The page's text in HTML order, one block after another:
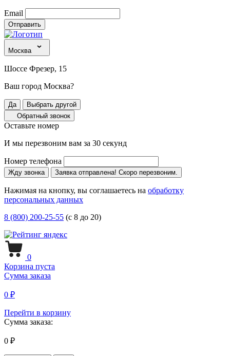
Email
Отправить
Москва
Шоссе Фрезер, 15
Ваш город Москва?
Да
Выбрать другой
Обратный звонок
Оставьте номер
И мы перезвоним вам за 30 секунд
Номер телефона
Жду звонка Заявка отправлена! Скоро перезвоним.
Нажимая на кнопку, вы соглашаетесь на обработку
персональных данных
8 (800) 200-25-55 (с 8 до 20)
0
Корзина пуста
Сумма заказа
0 ₽
Перейти в корзину
Сумма заказа:
0 ₽